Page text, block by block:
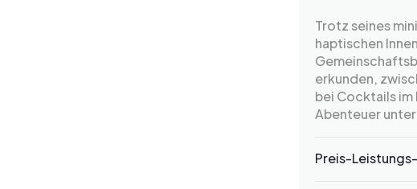
Trotz seines
haptischen
erkunden,
bei Cocktails im
Abenteuer
Preis-